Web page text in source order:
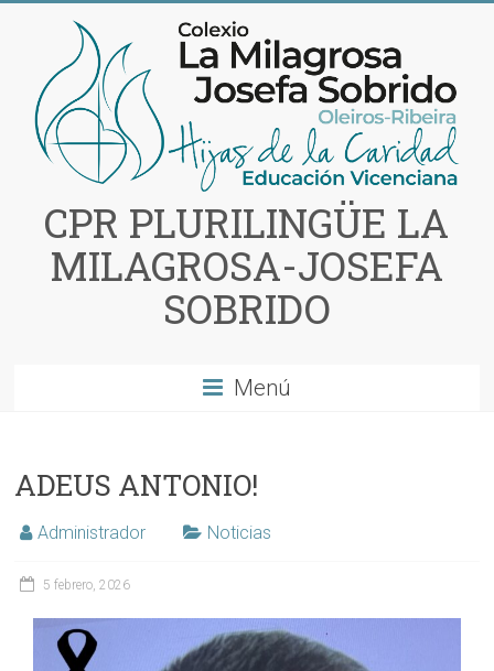
contenido
CPR PLURILINGÜE LA
MILAGROSA-JOSEFA
SOBRIDO
Menú
ADEUS ANTONIO!
Administrador Noticias
5 febrero, 2026